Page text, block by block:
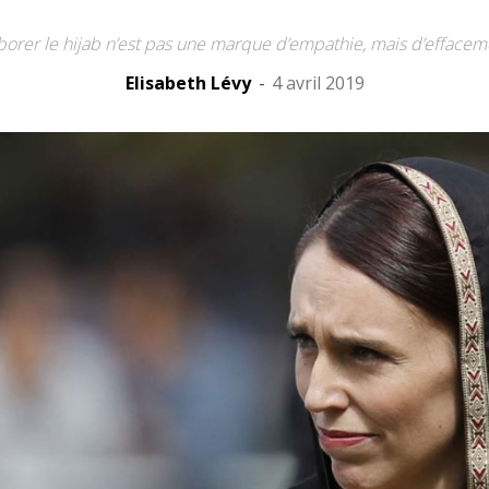
le hijab n’est pas une marque d’empathie, mais
Elisabeth Lévy - 4 avril 2019